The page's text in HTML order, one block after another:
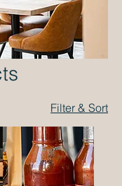
Filter & Sort